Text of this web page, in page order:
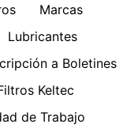
Marcas
Lubricantes
a Boletines
Keltec
de Trabajo